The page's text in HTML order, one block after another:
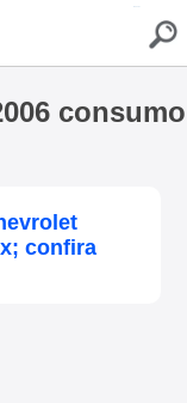
consumo
confira